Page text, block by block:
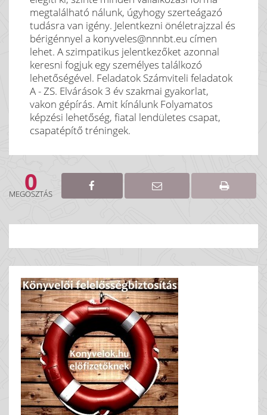
megtalálható nálunk, úgyhogy szerteágazó
tudásra van igény. Jelentkezni önéletrajzzal és
bérigénnyel a konyveles@nnnbt.eu címen
lehet. A szimpatikus jelentkezőket azonnal
keresni fogjuk egy személyes találkozó
lehetőségével. Feladatok Számviteli feladatok
A - ZS. Elvárások 3 év szakmai gyakorlat,
vakon gépírás. Amit kínálunk Folyamatos
képzési lehetőség, fiatal lendületes csapat,
csapatépítő tréningek.
0
MEGOSZTÁS